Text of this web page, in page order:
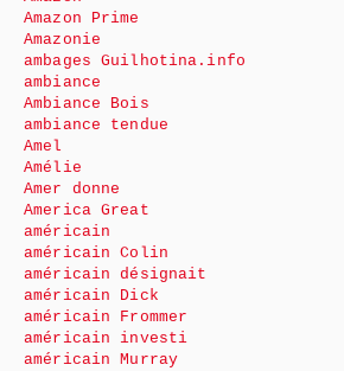
Amazon Prime
Amazonie
ambages Guilhotina.info
ambiance
Ambiance Bois
ambiance tendue
Amel
Amélie
Amer donne
America Great
américain
américain Colin
américain désignait
américain Dick
américain Frommer
américain investi
américain Murray